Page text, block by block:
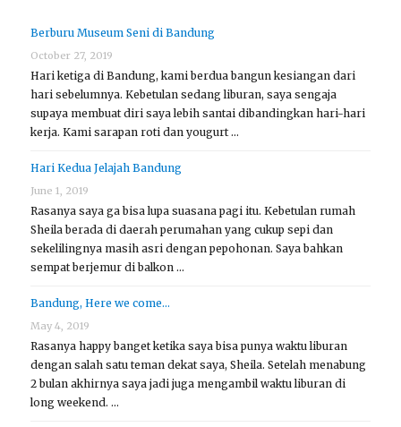
Berburu Museum Seni di Bandung
October 27, 2019
Hari ketiga di Bandung, kami berdua bangun kesiangan dari
hari sebelumnya. Kebetulan sedang liburan, saya sengaja
supaya membuat diri saya lebih santai dibandingkan hari-hari
kerja. Kami sarapan roti dan yougurt …
Hari Kedua Jelajah Bandung
June 1, 2019
Rasanya saya ga bisa lupa suasana pagi itu. Kebetulan rumah
Sheila berada di daerah perumahan yang cukup sepi dan
sekelilingnya masih asri dengan pepohonan. Saya bahkan
sempat berjemur di balkon …
Bandung, Here we come…
May 4, 2019
Rasanya happy banget ketika saya bisa punya waktu liburan
dengan salah satu teman dekat saya, Sheila. Setelah menabung
2 bulan akhirnya saya jadi juga mengambil waktu liburan di
long weekend. …